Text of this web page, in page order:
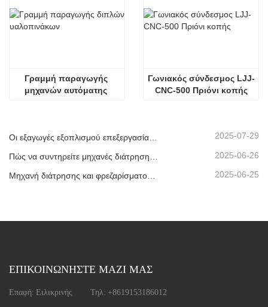
Γραμμή παραγωγής
μηχανών αυτόματης
Γωνιακός σύνδεσμος LJJ-
CNC-500 Πριόνι κοπής
2025-07-29
2025-06-26
Μηχανή διάτρησης και φρεζαρίσματος CNC προφίλ αλουμινίου που αποστέλλεται στα ΗΑΕ 2025-06-25
ΕΠΙΚΟΙΝΩΝΗΣΤΕ ΜΑΖΙ ΜΑΣ
Επαφή: Ειλικρινής Τηλ: +8619153186012